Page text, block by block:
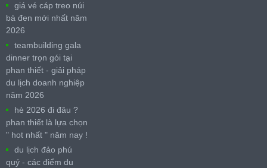
giá vé cáp treo núi
bà đen mới nhất năm
2026
teambuilding gala
dinner trọn gói tại
phan thiết - giải pháp
du lịch doanh nghiệp
năm 2026
hè 2026 đi đâu ?
phan thiết là lựa chọn
" hot nhất " năm nay !
du lịch đảo phú
quý - các điểm du